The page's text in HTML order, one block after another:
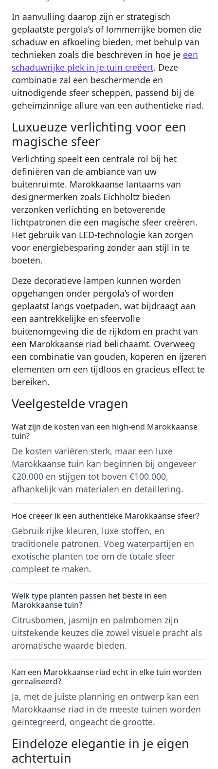
In aanvulling daarop zijn er strategisch
geplaatste pergola’s of lommerrijke bomen die
schaduw en afkoeling bieden, met behulp van
technieken zoals die beschreven in hoe je een
schaduwrijke plek in je tuin creëert. Deze
combinatie zal een beschermende en
uitnodigende sfeer scheppen, passend bij de
geheimzinnige allure van een authentieke riad.
Luxueuze verlichting voor een
magische sfeer
Verlichting speelt een centrale rol bij het
definiëren van de ambiance van uw
buitenruimte. Marokkaanse lantaarns van
designermerken zoals Eichholtz bieden
verzonken verlichting en betoverende
lichtpatronen die een magische sfeer creëren.
Het gebruik van LED-technologie kan zorgen
voor energiebesparing zonder aan stijl in te
boeten.
Deze decoratieve lampen kunnen worden
opgehangen onder pergola’s of worden
geplaatst langs voetpaden, wat bijdraagt aan
een aantrekkelijke en sfeervolle
buitenomgeving die de rijkdom en pracht van
een Marokkaanse riad belichaamt. Overweeg
een combinatie van gouden, koperen en ijzeren
elementen om een tijdloos en gracieus effect te
bereiken.
Veelgestelde vragen
Wat zijn de kosten van een high-end Marokkaanse
tuin?
De kosten variëren sterk, maar een luxe
Marokkaanse tuin kan beginnen bij ongeveer
€20.000 en stijgen tot boven €100.000,
afhankelijk van materialen en detaillering.
Hoe creëer ik een authentieke Marokkaanse sfeer?
Gebruik rijke kleuren, luxe stoffen, en
traditionele patronen. Voeg waterpartijen en
exotische planten toe om de totale sfeer
compleet te maken.
Welk type planten passen het beste in een
Marokkaanse tuin?
Citrusbomen, jasmijn en palmbomen zijn
uitstekende keuzes die zowel visuele pracht als
aromatische waarde bieden.
Kan een Marokkaanse riad echt in elke tuin worden
gerealiseerd?
Ja, met de juiste planning en ontwerp kan een
Marokkaanse riad in de meeste tuinen worden
geïntegreerd, ongeacht de grootte.
Eindeloze elegantie in je eigen
achtertuin